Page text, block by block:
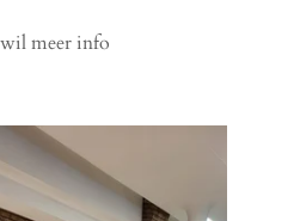
meer info